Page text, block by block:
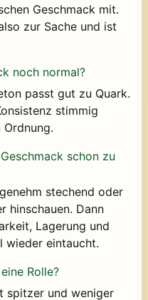
Geschmack mit.
zur Sache und ist
noch normal?
passt gut zu Quark.
stimmig
schon zu
stechend oder
hinschauen. Dann
Lagerung und
wieder eintaucht.
Rolle?
spitzer und weniger